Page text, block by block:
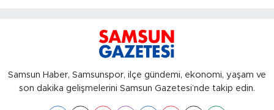
Samsun Haber, Samsunspor, ilçe gündemi, ekonomi, yaşam ve
son dakika gelişmelerini Samsun Gazetesi’nde takip edin.